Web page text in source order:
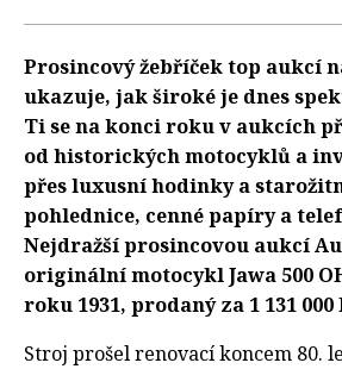
Prosincový žebříček top aukcí
ukazuje, jak široké je dnes
Ti se na konci roku v aukcích
od historických motocyklů a
přes luxusní hodinky a
pohlednice, cenné papíry a
Nejdražší prosincovou aukcí
originální motocykl Jawa 500
roku 1931, prodaný za 1 131 000
Stroj prošel renovací koncem 80.